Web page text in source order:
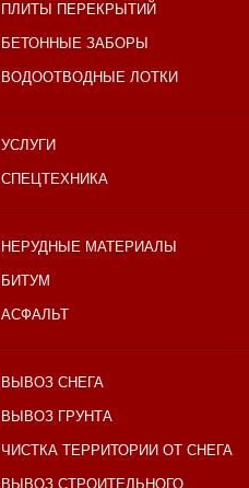
ПЛИТЫ ПЕРЕКРЫТИЙ
БЕТОННЫЕ ЗАБОРЫ
ВОДООТВОДНЫЕ ЛОТКИ
УСЛУГИ
СПЕЦТЕХНИКА
НЕРУДНЫЕ МАТЕРИАЛЫ
БИТУМ
АСФАЛЬТ
ВЫВОЗ СНЕГА
ВЫВОЗ ГРУНТА
ЧИСТКА ТЕРРИТОРИИ ОТ СНЕГА
ВЫВОЗ СТРОИТЕЛЬНОГО